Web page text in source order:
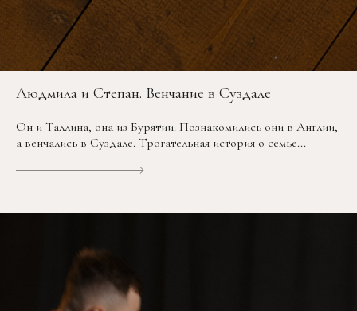
Людмила и Степан. Венчание в Суздале
Он и Таллина, она из Бурятии. Познакомились они в Англии,
а венчались в Суздале. Трогательная история о семье...